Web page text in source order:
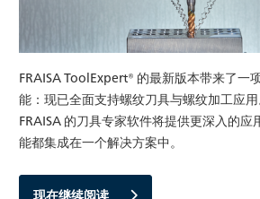
FRAISA ToolExpert® 的最新版本带来了一
能：现已全面支持螺纹刀具与螺纹加工应用
FRAISA 的刀具专家软件将提供更深入的
能都集成在一个解决方案中。
现在继续阅读